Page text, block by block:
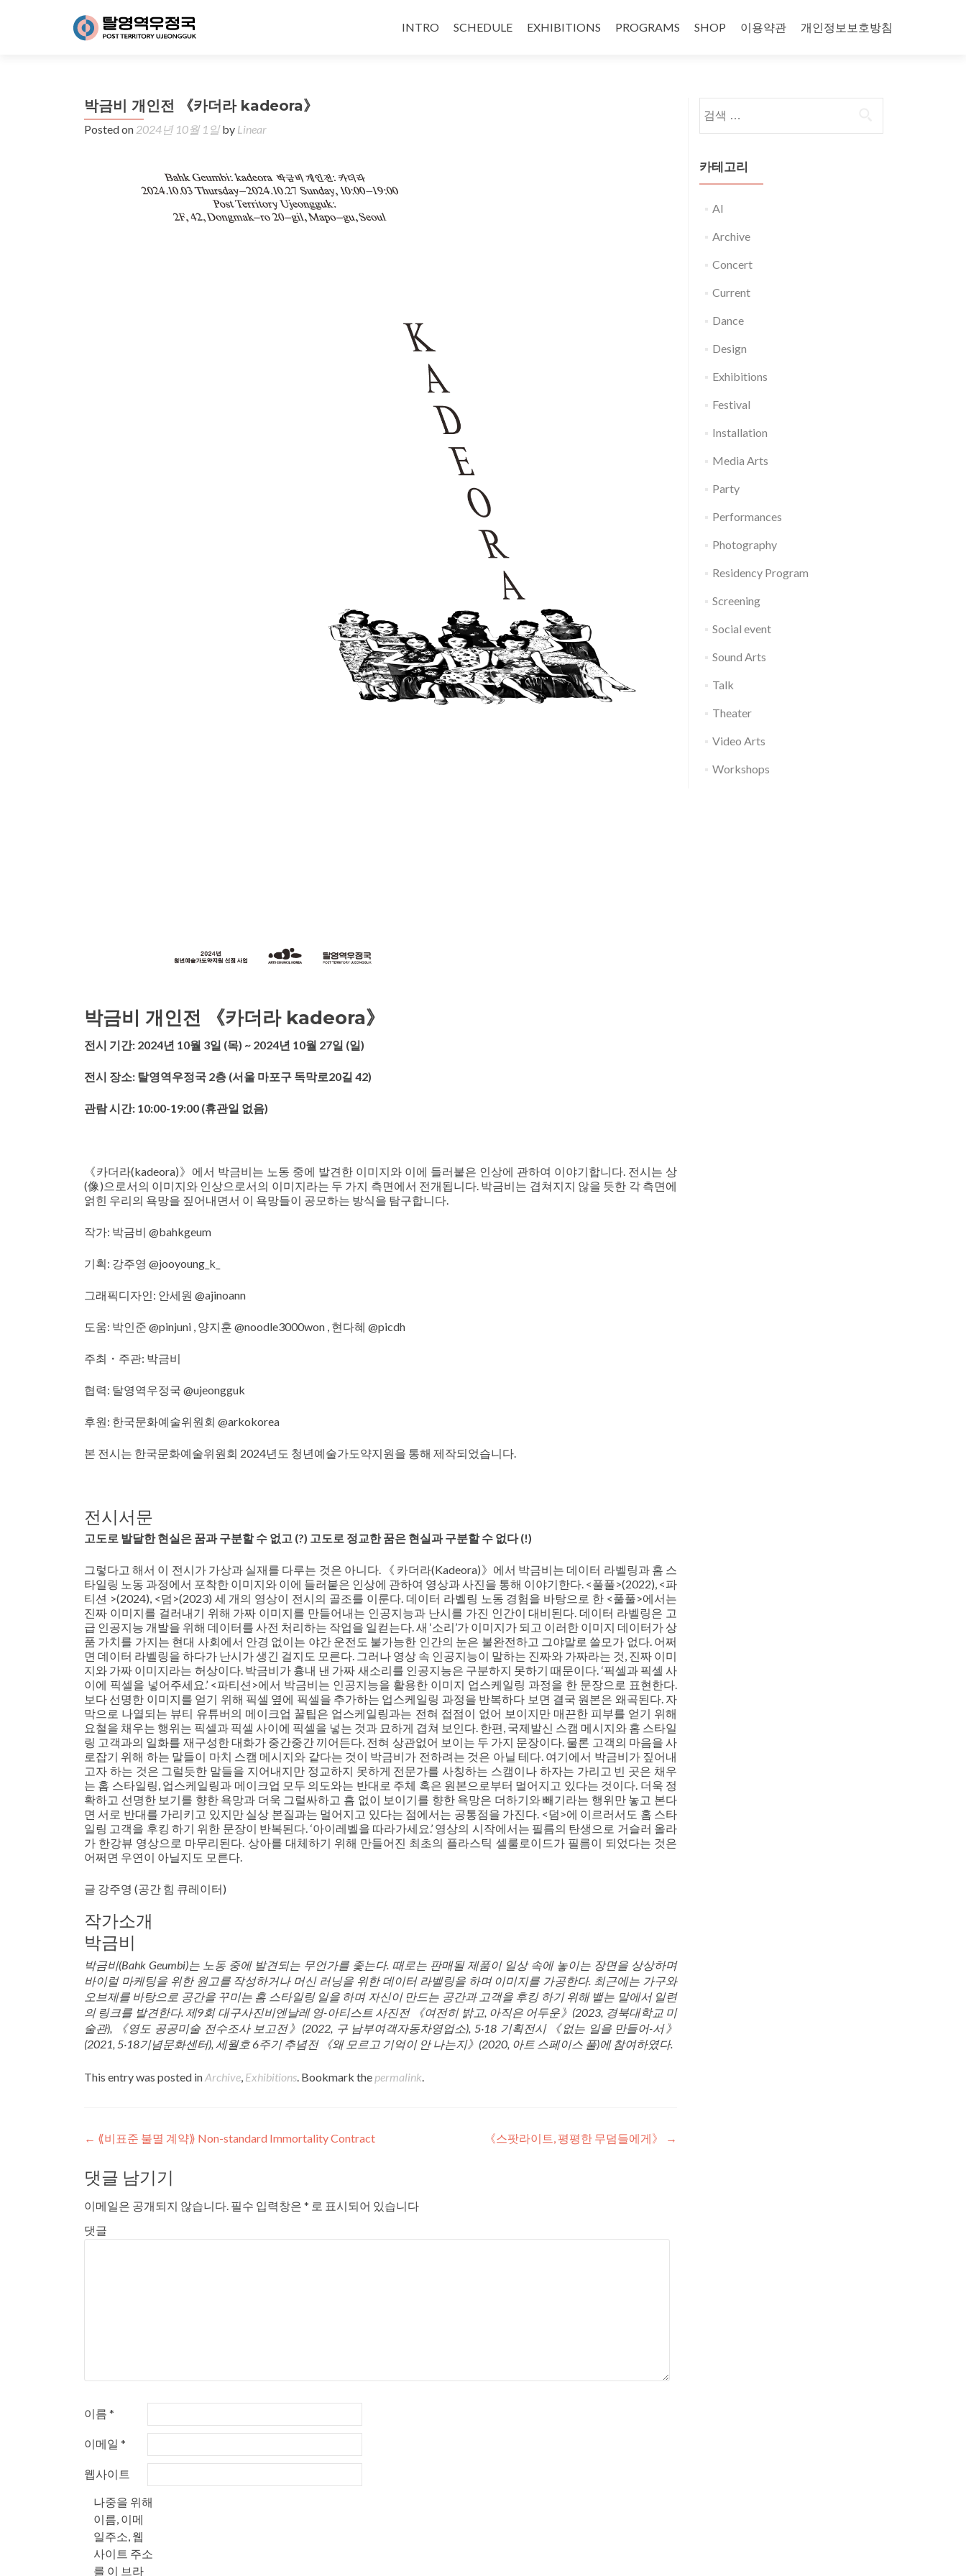
INTRO SCHEDULE EXHIBITIONS PROGRAMS SHOP 이용약관 개인정보보호방침
박금비 개인전 《카더라 kadeora》
Posted on 2024년 10월 1일by Linear
박금비 개인전 《카더라 kadeora》
전시 기간: 2024년 10월 3일 (목) ~ 2024년 10월 27일 (일)
전시 장소: 탈영역우정국 2층 (서울 마포구 독막로20길 42)
관람 시간: 10:00-19:00 (휴관일 없음)
《카더라(kadeora)》에서 박금비는 노동 중에 발견한 이미지와 이에 들러붙은 인상에 관하여 이야기합니다. 전시는 상
(像)으로서의 이미지와 인상으로서의 이미지라는 두 가지 측면에서 전개됩니다. 박금비는 겹쳐지지 않을 듯한 각 측면에
얽힌 우리의 욕망을 짚어내면서 이 욕망들이 공모하는 방식을 탐구합니다.
작가: 박금비 @bahkgeum
기획: 강주영 @jooyoung_k_
그래픽디자인: 안세원 @ajinoann
도움: 박인준 @pinjuni , 양지훈 @noodle3000won , 현다혜 @picdh
주최・주관: 박금비
협력: 탈영역우정국 @ujeongguk
후원: 한국문화예술위원회 @arkokorea
본 전시는 한국문화예술위원회 2024년도 청년예술가도약지원을 통해 제작되었습니다.
전시서문
고도로 발달한 현실은 꿈과 구분할 수 없고 (?) 고도로 정교한 꿈은 현실과 구분할 수 없다 (!)
그렇다고 해서 이 전시가 가상과 실재를 다루는 것은 아니다. 《 카더라(Kadeora)》에서 박금비는 데이터 라벨링과 홈 스
타일링 노동 과정에서 포착한 이미지와 이에 들러붙은 인상에 관하여 영상과 사진을 통해 이야기한다. <풀풀>(2022), <파
티션 >(2024), <덤>(2023) 세 개의 영상이 전시의 골조를 이룬다. 데이터 라벨링 노동 경험을 바탕으로 한 <풀풀>에서는
진짜 이미지를 걸러내기 위해 가짜 이미지를 만들어내는 인공지능과 난시를 가진 인간이 대비된다. 데이터 라벨링은 고
급 인공지능 개발을 위해 데이터를 사전 처리하는 작업을 일컫는다. 새 ‘소리’가 이미지가 되고 이러한 이미지 데이터가 상
품 가치를 가지는 현대 사회에서 안경 없이는 야간 운전도 불가능한 인간의 눈은 불완전하고 그야말로 쓸모가 없다. 어쩌
면 데이터 라벨링을 하다가 난시가 생긴 걸지도 모른다. 그러나 영상 속 인공지능이 말하는 진짜와 가짜라는 것, 진짜 이미
지와 가짜 이미지라는 허상이다. 박금비가 흉내 낸 가짜 새소리를 인공지능은 구분하지 못하기 때문이다. ‘픽셀과 픽셀 사
이에 픽셀을 넣어주세요.’ <파티션>에서 박금비는 인공지능을 활용한 이미지 업스케일링 과정을 한 문장으로 표현한다.
보다 선명한 이미지를 얻기 위해 픽셀 옆에 픽셀을 추가하는 업스케일링 과정을 반복하다 보면 결국 원본은 왜곡된다. 자
막으로 나열되는 뷰티 유튜버의 메이크업 꿀팁은 업스케일링과는 전혀 접점이 없어 보이지만 매끈한 피부를 얻기 위해
요철을 채우는 행위는 픽셀과 픽셀 사이에 픽셀을 넣는 것과 묘하게 겹쳐 보인다. 한편, 국제발신 스캠 메시지와 홈 스타일
링 고객과의 일화를 재구성한 대화가 중간중간 끼어든다. 전혀 상관없어 보이는 두 가지 문장이다. 물론 고객의 마음을 사
로잡기 위해 하는 말들이 마치 스캠 메시지와 같다는 것이 박금비가 전하려는 것은 아닐 테다. 여기에서 박금비가 짚어내
고자 하는 것은 그럴듯한 말들을 지어내지만 정교하지 못하게 전문가를 사칭하는 스캠이나 하자는 가리고 빈 곳은 채우
는 홈 스타일링, 업스케일링과 메이크업 모두 의도와는 반대로 주체 혹은 원본으로부터 멀어지고 있다는 것이다. 더욱 정
확하고 선명한 보기를 향한 욕망과 더욱 그럴싸하고 흠 없이 보이기를 향한 욕망은 더하기와 빼기라는 행위만 놓고 본다
면 서로 반대를 가리키고 있지만 실상 본질과는 멀어지고 있다는 점에서는 공통점을 가진다. <덤>에 이르러서도 홈 스타
일링 고객을 후킹 하기 위한 문장이 반복된다. ‘아이레벨을 따라가세요.’ 영상의 시작에서는 필름의 탄생으로 거슬러 올라
가 한강뷰 영상으로 마무리된다. 상아를 대체하기 위해 만들어진 최초의 플라스틱 셀룰로이드가 필름이 되었다는 것은
어쩌면 우연이 아닐지도 모른다.
글 강주영 (공간 힘 큐레이터)
작가소개
박금비
박금비(Bahk Geumbi)는 노동 중에 발견되는 무언가를 좇는다. 때로는 판매될 제품이 일상 속에 놓이는 장면을 상상하며
바이럴 마케팅을 위한 원고를 작성하거나 머신 러닝을 위한 데이터 라벨링을 하며 이미지를 가공한다. 최근에는 가구와
오브제를 바탕으로 공간을 꾸미는 홈 스타일링 일을 하며 자신이 만드는 공간과 고객을 후킹 하기 위해 뱉는 말에서 일련
의 링크를 발견한다. 제9회 대구사진비엔날레 영-아티스트 사진전 《여전히 밝고, 아직은 어두운》(2023, 경북대학교 미
술관), 《영도 공공미술 전수조사 보고전》(2022, 구 남부여객자동차영업소), 5·18 기획전시 《없는 일을 만들어-서》
(2021, 5·18기념문화센터), 세월호 6주기 추념전 《왜 모르고 기억이 안 나는지》(2020, 아트 스페이스 풀)에 참여하였다.
This entry was posted in Archive Exhibitions . Bookmark the permalink
Post navigation
← ⟪비표준 불멸 계약⟫ Non-standard Immortality Contract 《스팟라이트, 평평한 무덤들에게》 →
댓글 남기기
이메일은 공개되지 않습니다. 필수 입력창은 * 로 표시되어 있습니다
댓글
이름 *
이메일 *
웹사이트
나중을 위해
이름, 이메
일주소, 웹
사이트 주소
를 이 브라
카테고리
AI
Archive
Concert
Current
Dance
Design
Exhibitions
Festival
Installation
Media Arts
Party
Performances
Photography
Residency Program
Screening
Social event
Sound Arts
Talk
Theater
Video Arts
Workshops